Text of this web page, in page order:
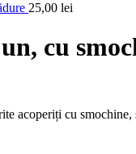
25,00 lei
cu
acoperiți cu